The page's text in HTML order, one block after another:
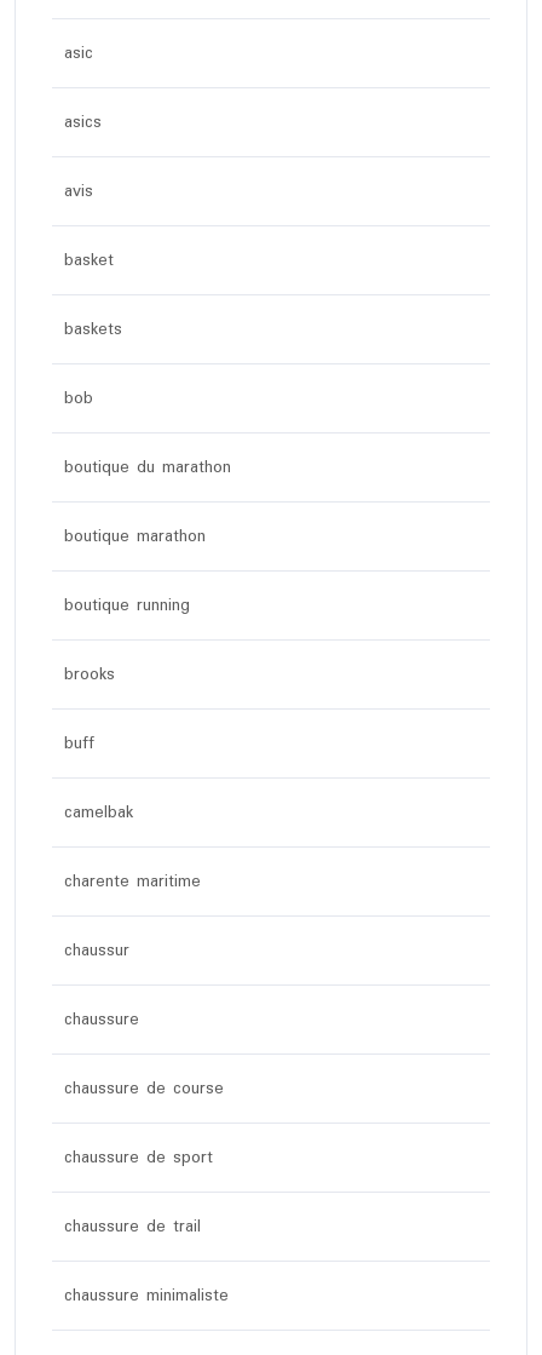
asic
asics
avis
basket
baskets
bob
boutique du marathon
boutique marathon
boutique running
brooks
buff
camelbak
charente maritime
chaussur
chaussure
chaussure de course
chaussure de sport
chaussure de trail
chaussure minimaliste